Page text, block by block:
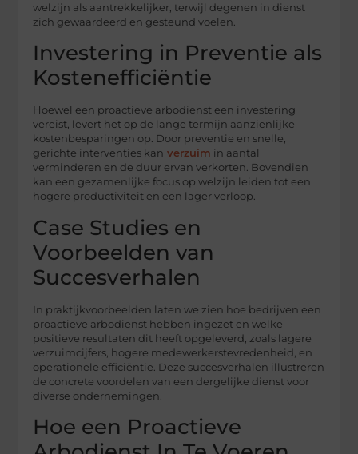
welzijn als aantrekkelijker, terwijl degenen in dienst
zich gewaardeerd en gesteund voelen.
Investering in Preventie als
Kostenefficiëntie
Hoewel een proactieve arbodienst een investering
vereist, levert het op de lange termijn aanzienlijke
kostenbesparingen op. Door preventie en snelle,
gerichte interventies kan verzuim in aantal
verminderen en de duur ervan verkorten. Bovendien
kan een gezamenlijke focus op welzijn leiden tot een
hogere productiviteit en een lager verloop.
Case Studies en
Voorbeelden van
Succesverhalen
In praktijkvoorbeelden laten we zien hoe bedrijven een
proactieve arbodienst hebben ingezet en welke
positieve resultaten dit heeft opgeleverd, zoals lagere
verzuimcijfers, hogere medewerkerstevredenheid, en
operationele efficiëntie. Deze succesverhalen illustreren
de concrete voordelen van een dergelijke dienst voor
diverse ondernemingen.
Hoe een Proactieve